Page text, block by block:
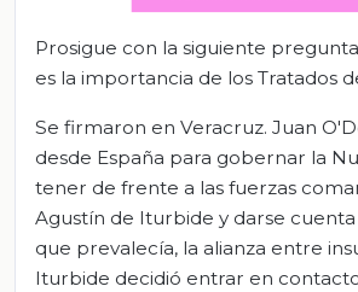
Prosigue con la siguiente
es la importancia de los Tratados
Se firmaron en Veracruz. Juan
desde España para gobernar la
tener de frente a las fuerzas
Agustín de Iturbide y darse cuenta
que prevalecía, la alianza entre
Iturbide decidió entrar en